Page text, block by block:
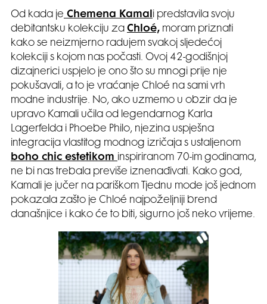
Od kada je Chemena Kamal
i predstavila svoju
debitantsku kolekciju za Chloé, moram priznati
kako se neizmjerno radujem svakoj sljedećoj
kolekciji s kojom nas počasti. Ovoj 42-godišnjoj
dizajnerici uspjelo je ono što su mnogi prije nje
pokušavali, a to je vraćanje Chloé na sami vrh
modne industrije. No, ako uzmemo u obzir da je
upravo Kamali učila od legendarnog Karla
Lagerfelda i Phoebe Philo, njezina uspješna
integracija vlastitog modnog izričaja s ustaljenom
boho chic estetikom
inspiriranom 70-im godinama,
ne bi nas trebala previše iznenađivati. Kako god,
Kamali je jučer na pariškom Tjednu mode još jednom
pokazala zašto je Chloé najpoželjniji brend
današnjice i kako će to biti, sigurno još neko vrijeme.